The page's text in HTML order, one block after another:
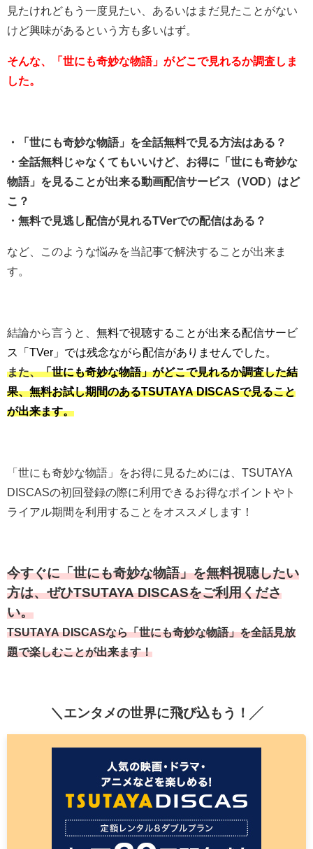
見たけれどもう一度見たい、あるいはまだ見たことがない
けど興味があるという方も多いはず。
そんな、「世にも奇妙な物語」がどこで見れるか調査しま
した。
・「世にも奇妙な物語」を全話無料で見る方法はある？
・全話無料じゃなくてもいいけど、お得に「世にも奇妙な
物語」を見ることが出来る動画配信サービス（VOD）はど
こ？
・無料で見逃し配信が見れるTVerでの配信はある？
など、このような悩みを当記事で解決することが出来ま
す。
結論から言うと、 無料で視聴することが出来る配信サービ
ス「TVer」では残念ながら配信がありませんでした。
また、「世にも奇妙な物語」がどこで見れるか調査した結
果、無料お試し期間のあるTSUTAYA DISCASで見ること
が出来ます。
「世にも奇妙な物語」をお得に見るためには、TSUTAYA
DISCASの初回登録の際に利用できるお得なポイントやト
ライアル期間を利用することをオススメします！
今すぐに「世にも奇妙な物語」を無料視聴したい
方は、ぜひTSUTAYA DISCASをご利用くださ
い。
TSUTAYA DISCASなら「世にも奇妙な物語」を全話見放
題で楽しむことが出来ます！
＼エンタメの世界に飛び込もう！╱